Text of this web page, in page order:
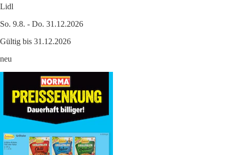
Lidl
So. 9.8. - Do. 31.12.2026
Gültig bis 31.12.2026
neu